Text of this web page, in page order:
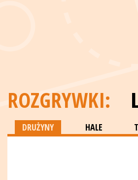
ROZGRYWKI:
DRUŻYNY HALE